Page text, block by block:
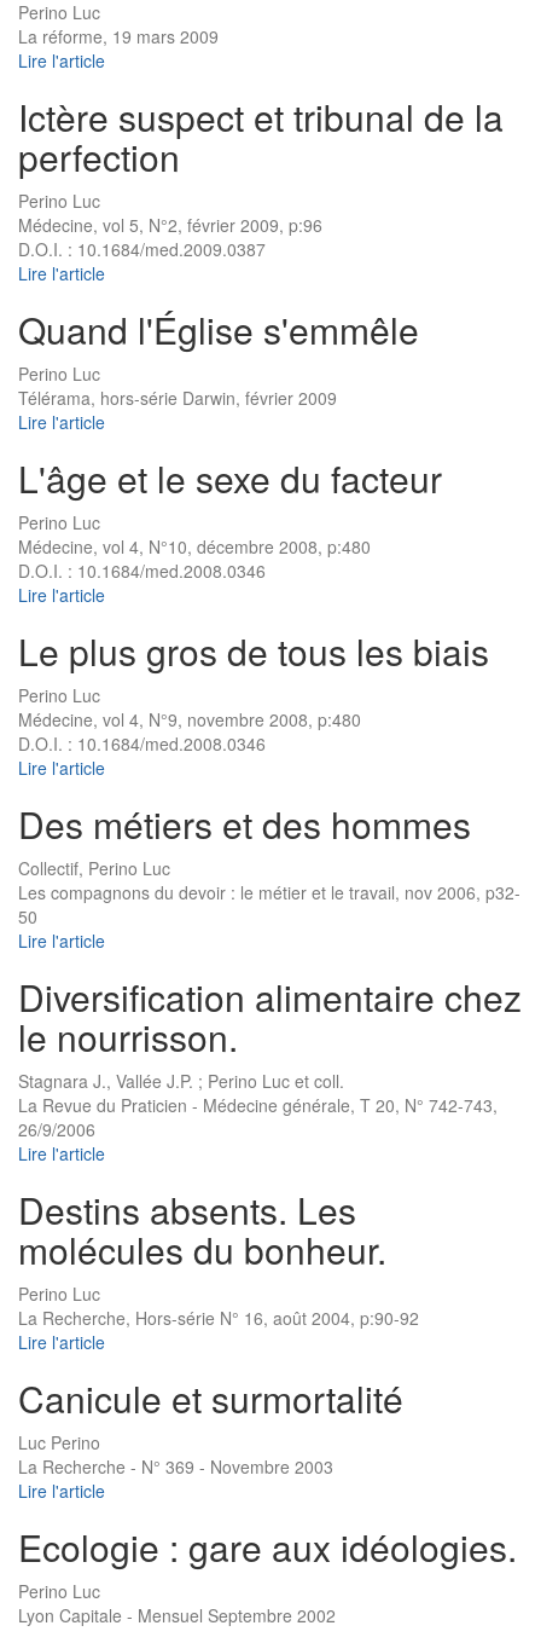
Perino Luc
La réforme, 19 mars 2009
Lire l'article
Ictère suspect et tribunal de la
perfection
Perino Luc
Médecine, vol 5, N°2, février 2009, p:96
D.O.I. : 10.1684/med.2009.0387
Lire l'article
Quand l'Église s'emmêle
Perino Luc
Télérama, hors-série Darwin, février 2009
Lire l'article
L'âge et le sexe du facteur
Perino Luc
Médecine, vol 4, N°10, décembre 2008, p:480
D.O.I. : 10.1684/med.2008.0346
Lire l'article
Le plus gros de tous les biais
Perino Luc
Médecine, vol 4, N°9, novembre 2008, p:480
D.O.I. : 10.1684/med.2008.0346
Lire l'article
Des métiers et des hommes
Collectif, Perino Luc
Les compagnons du devoir : le métier et le travail, nov 2006, p32-
50
Lire l'article
Diversification alimentaire chez
le nourrisson.
Stagnara J., Vallée J.P. ; Perino Luc et coll.
La Revue du Praticien - Médecine générale, T 20, N° 742-743,
26/9/2006
Lire l'article
Destins absents. Les
molécules du bonheur.
Perino Luc
La Recherche, Hors-série N° 16, août 2004, p:90-92
Lire l'article
Canicule et surmortalité
Luc Perino
La Recherche - N° 369 - Novembre 2003
Lire l'article
Ecologie : gare aux idéologies.
Perino Luc
Lyon Capitale - Mensuel Septembre 2002